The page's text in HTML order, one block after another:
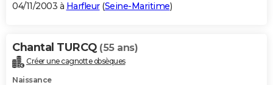
04/11/2003 à Harfleur(Seine-Maritime)
Chantal TURCQ (55 ans)
Créer une cagnotte obsèques
Naissance